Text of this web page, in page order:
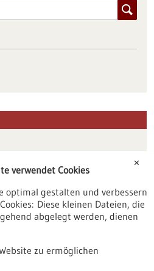
✕
verwendet Cookies
optimal gestalten und verbessern
Diese kleinen Dateien, die
abgelegt werden, dienen
zu ermöglichen